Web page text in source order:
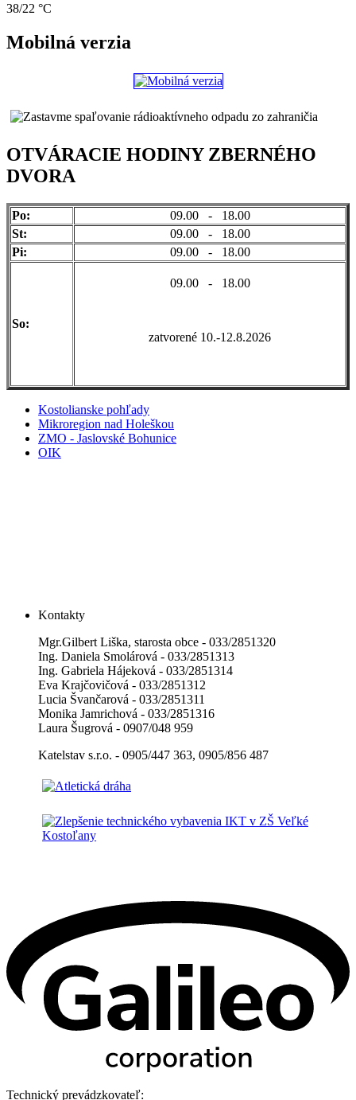
38/22 °C
Mobilná verzia
OTVÁRACIE HODINY ZBERNÉHO
DVORA
Po:
09.00 - 18.00
St:
09.00 - 18.00
Pi:
09.00 - 18.00
So:
09.00 - 18.00
zatvorené 10.-12.8.2026
Kostolianske pohľady
Mikroregion nad Holeškou
ZMO - Jaslovské Bohunice
OIK
Kontakty
Mgr.Gilbert Liška, starosta obce - 033/2851320
Ing. Daniela Smolárová - 033/2851313
Ing. Gabriela Hájeková - 033/2851314
Eva Krajčovičová - 033/2851312
Lucia Švančarová - 033/2851311
Monika Jamrichová - 033/2851316
Laura Šugrová - 0907/048 959
Katelstav s.r.o. - 0905/447 363, 0905/856 487
Technický prevádzkovateľ: